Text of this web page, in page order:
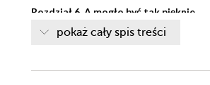
Rozdział 6. A mogło być tak pięknie.
Rozdział 7. Jak ryba w wodzie
Rozdział 9. Pomarańcze i polne kwiaty
pokaż cały spis treści